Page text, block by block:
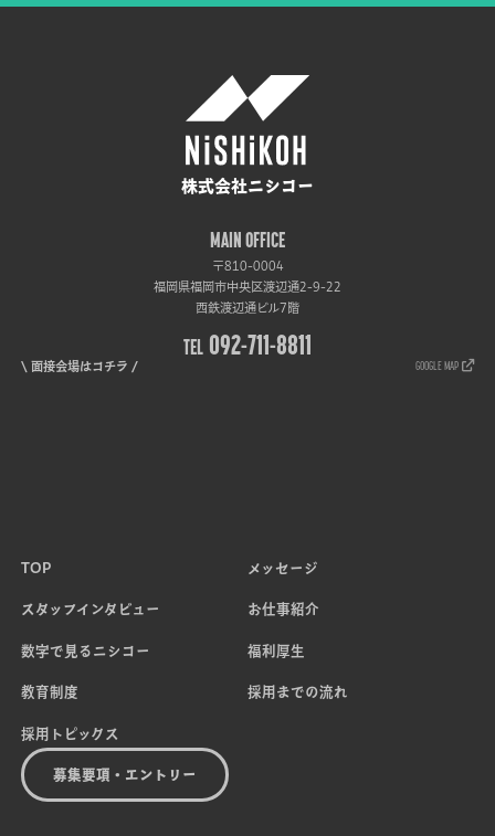
株式会社ニシコー
MAIN OFFICE
〒810-0004
福岡県福岡市中央区渡辺通2-9-22
西鉄渡辺通ビル7階
TEL 092-711-8811
\ 面接会場はコチラ / GOOGLE MAP
TOP メッセージ
スタッフインタビュー お仕事紹介
数字で見るニシコー 福利厚生
教育制度 採用までの流れ
採用トピックス
募集要項・エントリー